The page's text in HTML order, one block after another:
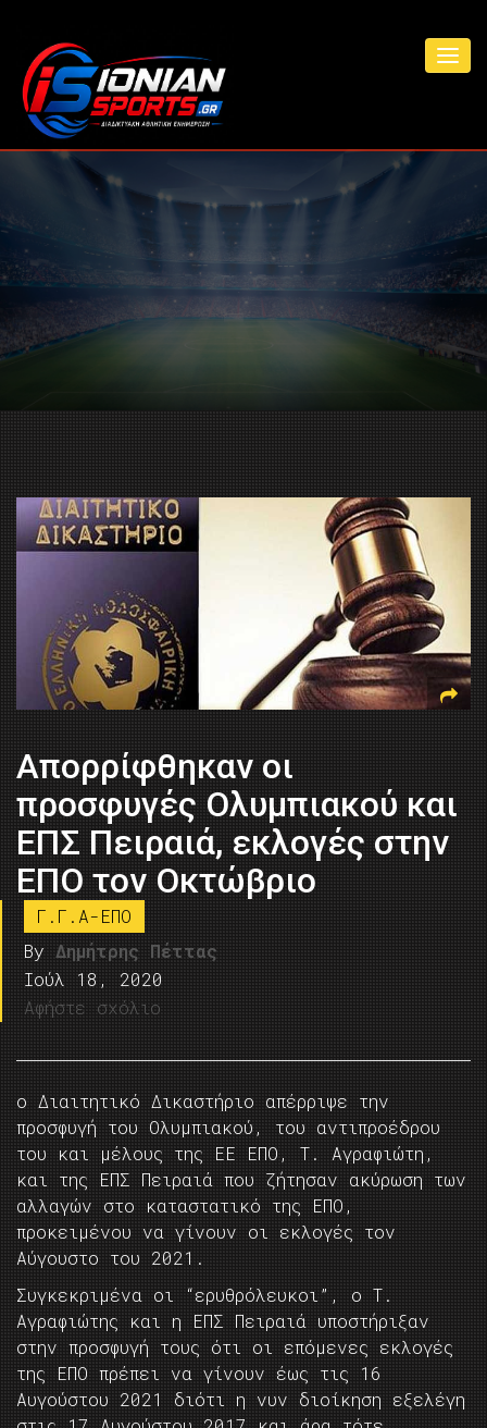
Απορρίφθηκαν οι
προσφυγές Ολυμπιακού και
ΕΠΣ Πειραιά, εκλογές στην
ΕΠΟ τον Οκτώβριο
Γ.Γ.Α-ΕΠΟ
By Δημήτρης Πέττας
Ιούλ 18, 2020
Αφήστε σχόλιο
ο Διαιτητικό Δικαστήριο απέρριψε την
προσφυγή του Ολυμπιακού, του αντιπροέδρου
του και μέλους της ΕΕ ΕΠΟ, Τ. Αγραφιώτη,
και της ΕΠΣ Πειραιά που ζήτησαν ακύρωση των
αλλαγών στο καταστατικό της ΕΠΟ,
προκειμένου να γίνουν οι εκλογές τον
Αύγουστο του 2021.
Συγκεκριμένα οι “ερυθρόλευκοι”, ο Τ.
Αγραφιώτης και η ΕΠΣ Πειραιά υποστήριξαν
στην προσφυγή τους ότι οι επόμενες εκλογές
της ΕΠΟ πρέπει να γίνουν έως τις 16
Αυγούστου 2021 διότι η νυν διοίκηση εξελέγη